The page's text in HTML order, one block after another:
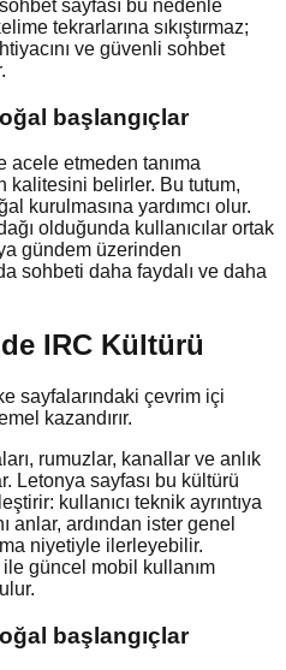
sayfası bu nedenle
tekrarlarına sıkıştırmaz;
ve güvenli sohbet
başlangıçlar
acele etmeden tanıma
kalitesini belirler. Bu tutum,
kurulmasına yardımcı olur.
olduğunda kullanıcılar ortak
gündem üzerinden
sohbeti daha faydalı ve daha
IRC Kültürü
sayfalarındaki çevrim içi
kazandırır.
rumuzlar, kanallar ve anlık
Letonya sayfası bu kültürü
kullanıcı teknik ayrıntıya
anlar, ardından ister genel
niyetiyle ilerleyebilir.
ile güncel mobil kullanım
başlangıçlar